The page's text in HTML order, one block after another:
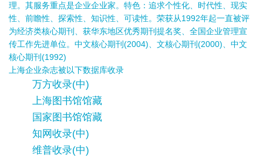
理。其服务重点是企业企业家。特色：追求个性化、时代性、现实
性、前瞻性、探索性、知识性、可读性。荣获从1992年起一直被评
为经济类核心期刊、获华东地区优秀期刊提名奖、全国企业管理宣
传工作先进单位。中文核心期刊(2004)、文核心期刊(2000)、中文
核心期刊(1992)
上海企业杂志被以下数据库收录
万方收录(中)
上海图书馆馆藏
国家图书馆馆藏
知网收录(中)
维普收录(中)